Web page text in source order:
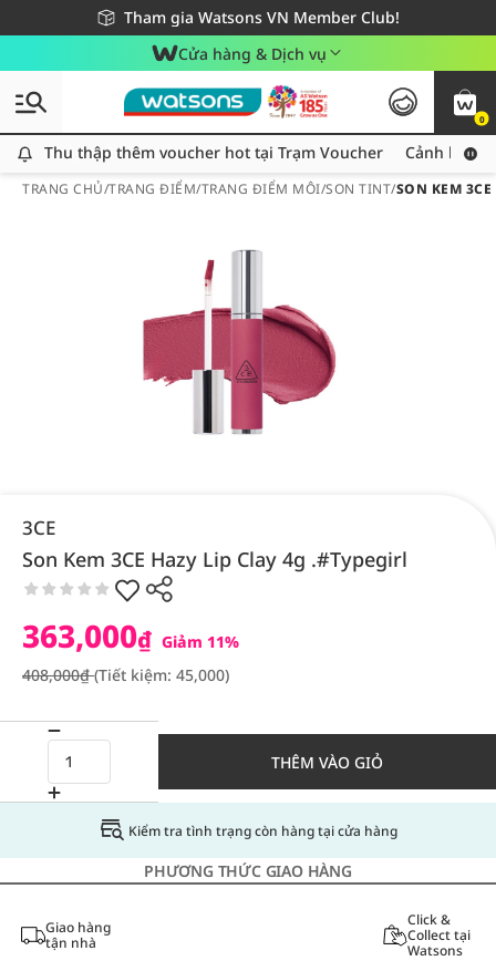
Tham gia Watsons VN Member Club!
Miễn phí giao hàng cho đơn hàng từ 249,000Đ
Giao hàng nhanh 24h - Áp dụng khu vực TP. Hồ Chí Minh
Cửa hàng & Dịch vụ
0
Thu thập thêm voucher hot tại Trạm Voucher
Thu thập thêm voucher hot tại Trạm Voucher Cảnh báo
TRANG CHỦ/TRANG ĐIỂM/TRANG ĐIỂM MÔI/SON TINT/SON KEM
3CE
Son Kem 3CE Hazy Lip Clay 4g .#Typegirl
363,000₫ Giảm 11%
408,000₫(Tiết kiệm: 45,000)
THÊM VÀO GIỎ
Kiểm tra tình trạng còn hàng tại cửa hàng
PHƯƠNG THỨC GIAO HÀNG
Giao hàng
tận nhà
Click &
Collect tại
Watsons